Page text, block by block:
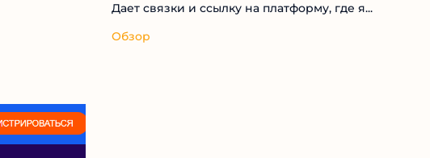
Дает связки и ссылку на платформу, где я...
Обзор